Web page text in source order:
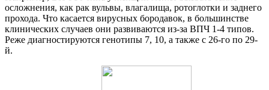
осложнения, как рак вульвы, влагалища, ротоглотки и заднего
прохода. Что касается вирусных бородавок, в большинстве
клинических случаев они развиваются из-за ВПЧ 1-4 типов.
Реже диагностируются генотипы 7, 10, а также с 26-го по 29-
й.